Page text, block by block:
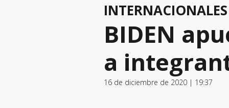
INTERNACIONALES
BIDEN
a
16 de diciembre de 2020 | 19:37